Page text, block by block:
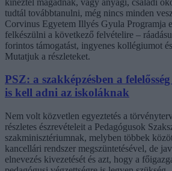
tudtál továbbtanulni, még nincs minden
Corvinus Egyetem Illyés Gyula Programja
felkészülni a következő felvételire –
forintos támogatást, ingyenes kollégiumot
Mutatjuk a részleteket.
PSZ: a szakképzésben a
is kell adni az iskoláknak
Nem volt közvetlen egyeztetés a
részletes észrevételeit a Pedagógusok
szakminisztériumnak, melyben többek
kancellári rendszer megszüntetésével, de
elnevezés kivezetését és azt, hogy a